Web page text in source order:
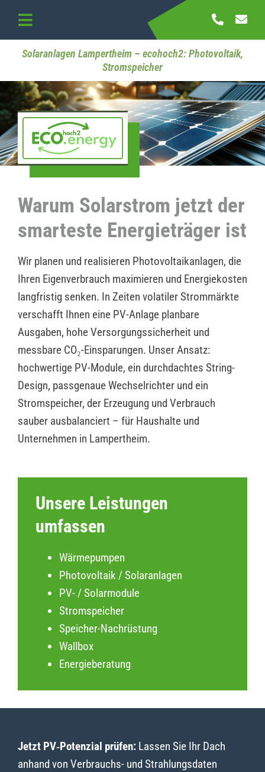
content
Toggle
Navigation
Startseite
Referenzen
Kontakt
Solaranlagen Lampertheim – ecohoch2: Photovoltaik,
Stromspeicher
Warum Solarstrom jetzt der
smarteste Energieträger ist
Wir planen und realisieren Photovoltaikanlagen, die
Ihren Eigenverbrauch maximieren und Energiekosten
langfristig senken. In Zeiten volatiler Strommärkte
verschafft Ihnen eine PV-Anlage planbare
Ausgaben, hohe Versorgungssicherheit und
messbare CO₂-Einsparungen. Unser Ansatz:
hochwertige PV-Module, ein durchdachtes String-
Design, passgenaue Wechselrichter und ein
Stromspeicher, der Erzeugung und Verbrauch
sauber ausbalanciert – für Haushalte und
Unternehmen in Lampertheim.
Unsere Leistungen
umfassen
Wärmepumpen
Photovoltaik / Solaranlagen
PV- / Solarmodule
Stromspeicher
Speicher-Nachrüstung
Wallbox
Energieberatung
Jetzt PV‑Potenzial prüfen:Lassen Sie Ihr Dach
anhand von Verbrauchs- und Strahlungsdaten